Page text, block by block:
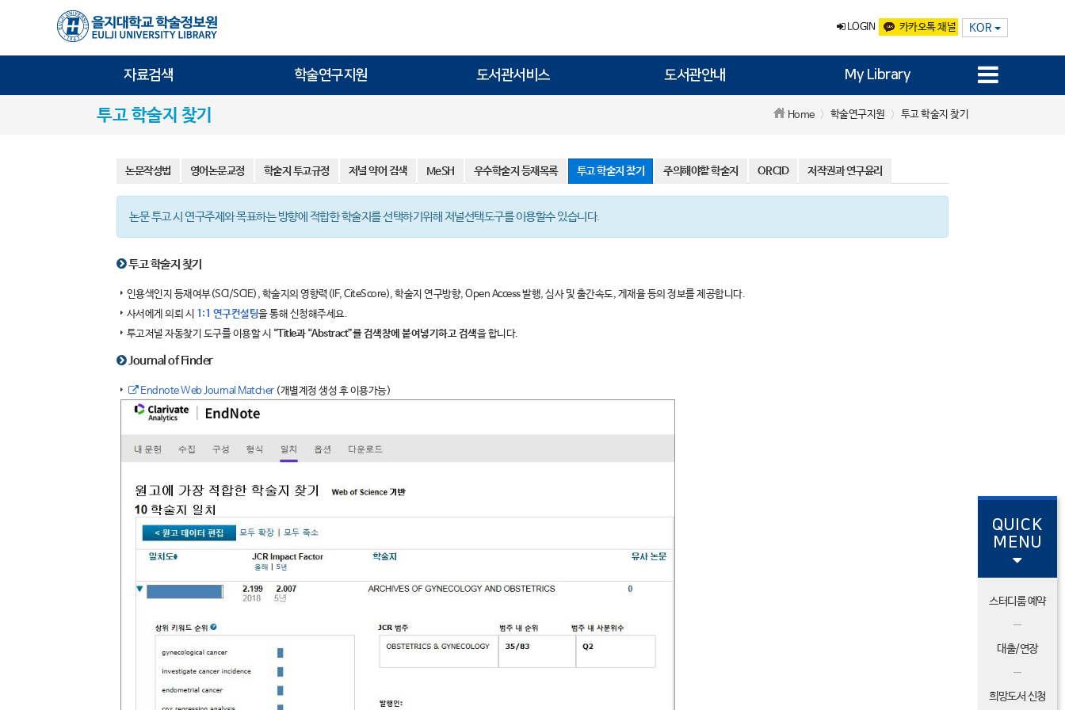
LOGIN 카카오톡 채널 KOR
자료검색 학술연구지원 도서관서비스 도서관안내 My Library
투고 학술지 찾기 Home 학술연구지원 투고 학술지 찾기
논문작성법 영어논문교정 학술지 투고규정 저널 약어 검색 MeSH 우수학술지 등재목록 투고 학술지 찾기 주의해야할 학술지 ORCID 저작권과 연구윤리
논문 투고 시 연구주제와 목표하는 방향에 적합한 학술지를 선택하기위해 저널선택도구를 이용할수 있습니다.
투고 학술지 찾기
인용색인지 등재여부(SCI/SCIE), 학술지의 영향력(IF, CiteScore), 학술지 연구방향, Open Access 발행, 심사 및 출간속도, 게재율 등의 정보를 제공합니다.
사서에게 의뢰 시 1:1 연구컨설팅을 통해 신청해주세요.
투고저널 자동찾기 도구를 이용할 시 “Title과 “Abstract”를 검색창에 붙여넣기하고 검색을 합니다.
Journal of Finder
Endnote Web Journal Matcher(개별계정 생성 후 이용가능)
QUICK
MENU
스터디룸 예약
대출/연장
희망도서 신청